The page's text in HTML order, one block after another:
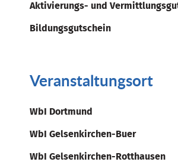
Aktivierungs- und
Bildungsgutschein
Veranstaltungsort
WbI Dortmund
WbI Gelsenkirchen-Buer
WbI Gelsenkirchen-Rotthausen